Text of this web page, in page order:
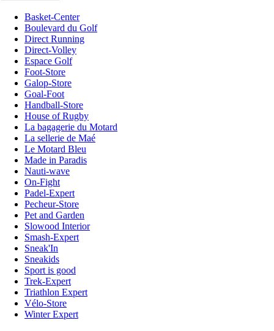
Basket-Center
Boulevard du Golf
Direct Running
Direct-Volley
Espace Golf
Foot-Store
Galop-Store
Goal-Foot
Handball-Store
House of Rugby
La bagagerie du Motard
La sellerie de Maé
Le Motard Bleu
Made in Paradis
Nauti-wave
On-Fight
Padel-Expert
Pecheur-Store
Pet and Garden
Slowood Interior
Smash-Expert
Sneak'In
Sneakids
Sport is good
Trek-Expert
Triathlon Expert
Vélo-Store
Winter Expert